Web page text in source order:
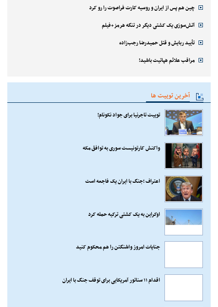
چین هم پس از ایران و روسیه کارت فراصوت را رو کرد
آتش‌سوزی یک کشتی دیگر در تنگه هرمز+فیلم
تأیید ربایش و قتل حمیدرضا رجب‌زاده
مراقب علائم هپاتیت باشید!
آخرین توییت ها
توییت تاجرنیا برای جواد نکونام!
واکنش کارتونیست سوری به توافق مکه
اعتراف ؛جنگ با ایران یک فاجعه است
اوکراین به یک کشتی ترکیه حمله کرد
جنایات امروز واشنگتن را هم محکوم کنید
اقدام ۱۱ سناتور آمریکایی برای توقف جنگ با ایران